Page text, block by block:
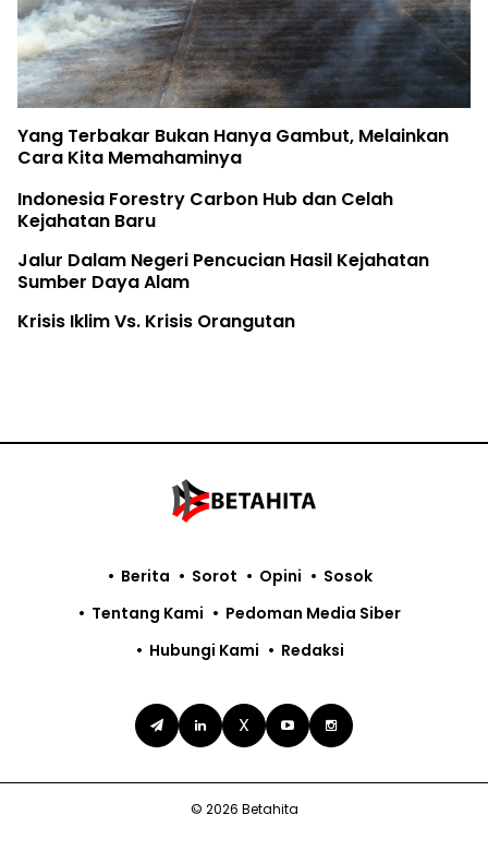
Yang Terbakar Bukan Hanya Gambut, Melainkan
Cara Kita Memahaminya
Indonesia Forestry Carbon Hub dan Celah
Kejahatan Baru
Jalur Dalam Negeri Pencucian Hasil Kejahatan
Sumber Daya Alam
Krisis Iklim Vs. Krisis Orangutan
X
Berita Sorot Opini
Sosok
Tentang Kami
Pedoman Media Siber
Hubungi Kami
Redaksi
© 2026 Betahita